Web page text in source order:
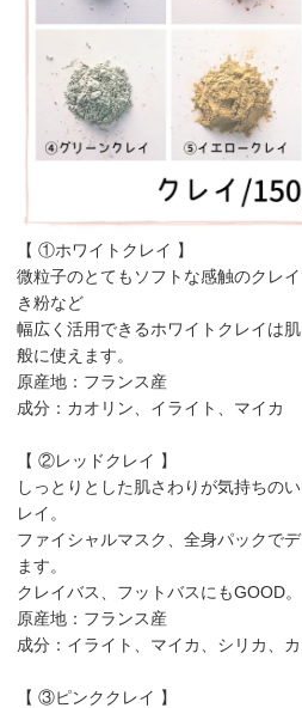
【 ①ホワイトクレイ 】
微粒子のとてもソフトな感触のクレ
き粉など
幅広く活用できるホワイトクレイは
般に使えます。
原産地：フランス産
成分：カオリン、イライト、マイカ
【 ②レッドクレイ 】
しっとりとした肌さわりが気持ちの
レイ。
ファイシャルマスク、全身パックで
ます。
クレイバス、フットバスにもGOOD。
原産地：フランス産
成分：イライト、マイカ、シリカ、
【 ③ピンククレイ 】